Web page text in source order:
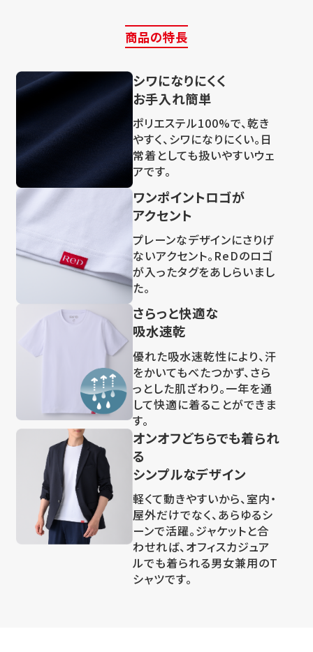
商品の特長
シワになりにくく
お手入れ簡単
ポリエステル100%で、乾き
やすく、シワになりにくい。日
常着としても扱いやすいウェ
アです。
ワンポイントロゴが
アクセント
プレーンなデザインにさりげ
ないアクセント。ReDのロゴ
が入ったタグをあしらいまし
た。
さらっと快適な
吸水速乾
優れた吸水速乾性により、汗
をかいてもべたつかず、さら
っとした肌ざわり。一年を通
して快適に着ることができま
す。
オンオフどちらでも着られ
る
シンプルなデザイン
軽くて動きやすいから、室内・
屋外だけでなく、あらゆるシ
ーンで活躍。ジャケットと合
わせれば、オフィスカジュア
ルでも着られる男女兼用のT
シャツです。